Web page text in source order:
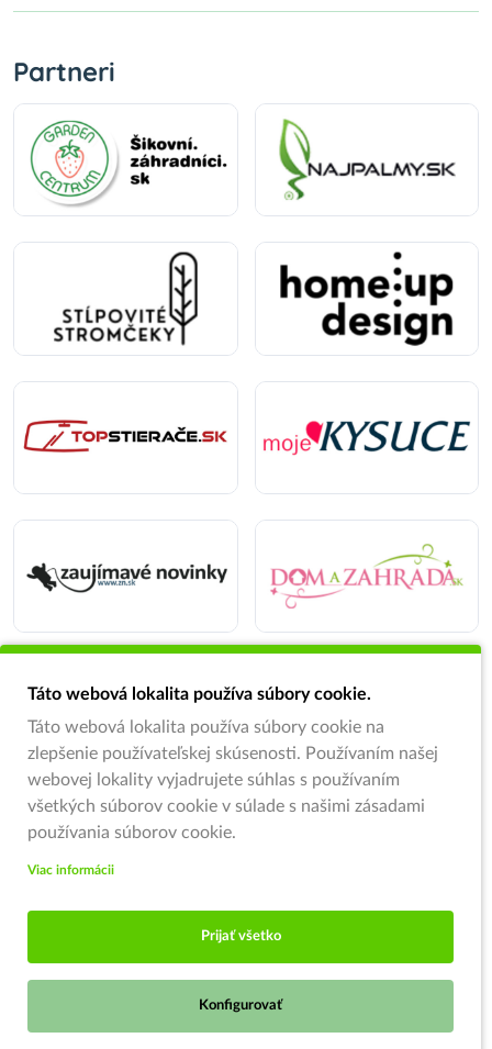
Partneri
Táto webová lokalita používa súbory cookie.
Táto webová lokalita používa súbory cookie na
zlepšenie používateľskej skúsenosti. Používaním našej
webovej lokality vyjadrujete súhlas s používaním
všetkých súborov cookie v súlade s našimi zásadami
používania súborov cookie.
Viac informácii
Prijať všetko
Konfigurovať